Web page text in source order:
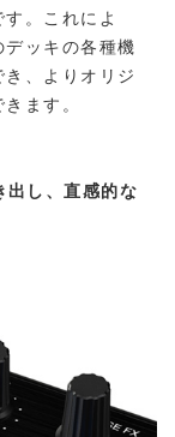
。これによ
ッキの各種機
、よりオリジ
ます。
し、直感的な